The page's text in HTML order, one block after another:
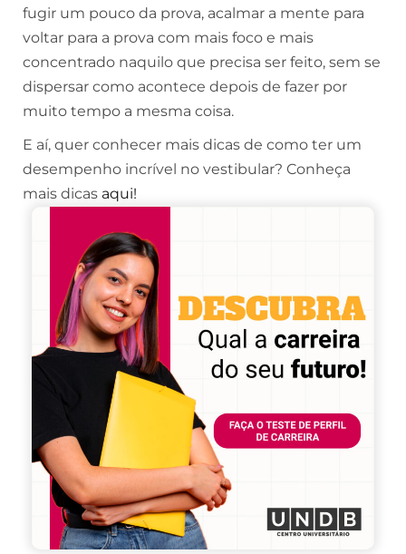
fugir um pouco da prova, acalmar a mente para
voltar para a prova com mais foco e mais
concentrado naquilo que precisa ser feito, sem se
dispersar como acontece depois de fazer por
muito tempo a mesma coisa.
E aí, quer conhecer mais dicas de como ter um
desempenho incrível no vestibular? Conheça
mais dicas aqui!